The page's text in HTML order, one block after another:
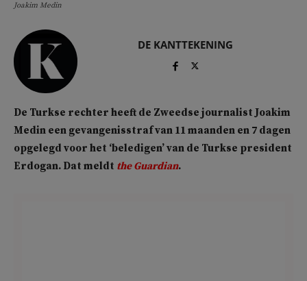
Joakim Medin
DE KANTTEKENING
De Turkse rechter heeft de Zweedse journalist Joakim
Medin een gevangenisstraf van 11 maanden en 7 dagen
opgelegd voor het ‘beledigen’ van de Turkse president
Erdogan. Dat meldt the Guardian.